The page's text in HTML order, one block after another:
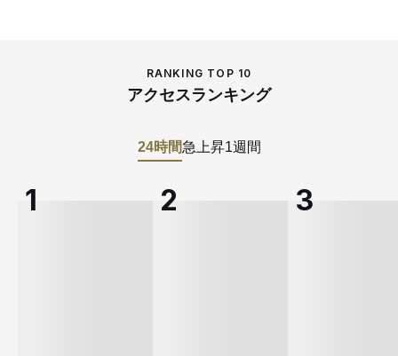
RANKING TOP 10
アクセスランキング
24時間急上昇1週間